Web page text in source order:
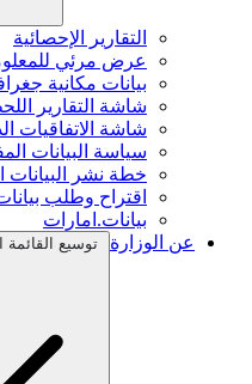
التقارير الإحصائية
عرض مرئي
بيانات مكانية
شاشة التقارير
شاشة الاتفاقيات
سياسة البيانات
خطة نشر البيانات
اقتراح وطلب
بيانات.امارات
عن الوزارة
توسيع القائمة